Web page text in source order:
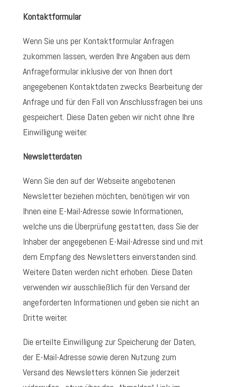
Kontaktformular
Wenn Sie uns per Kontaktformular Anfragen
zukommen lassen, werden Ihre Angaben aus dem
Anfrageformular inklusive der von Ihnen dort
angegebenen Kontaktdaten zwecks Bearbeitung der
Anfrage und für den Fall von Anschlussfragen bei uns
gespeichert. Diese Daten geben wir nicht ohne Ihre
Einwilligung weiter.
Newsletterdaten
Wenn Sie den auf der Webseite angebotenen
Newsletter beziehen möchten, benötigen wir von
Ihnen eine E-Mail-Adresse sowie Informationen,
welche uns die Überprüfung gestatten, dass Sie der
Inhaber der angegebenen E-Mail-Adresse sind und mit
dem Empfang des Newsletters einverstanden sind.
Weitere Daten werden nicht erhoben. Diese Daten
verwenden wir ausschließlich für den Versand der
angeforderten Informationen und geben sie nicht an
Dritte weiter.
Die erteilte Einwilligung zur Speicherung der Daten,
der E-Mail-Adresse sowie deren Nutzung zum
Versand des Newsletters können Sie jederzeit